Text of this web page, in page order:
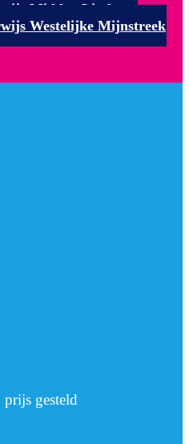
Midden Limburg
Westelijke Mijnstreek
gesteld